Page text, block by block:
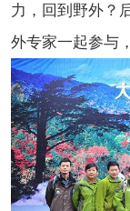
力，回到野外？
外专家一起参与